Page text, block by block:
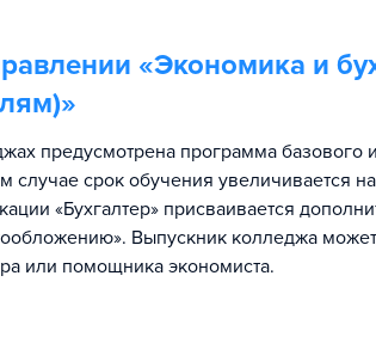
«Экономика и
»
предусмотрена программа базового
случае срок обучения увеличивается
«Бухгалтер» присваивается
Выпускник колледжа
или помощника экономиста.